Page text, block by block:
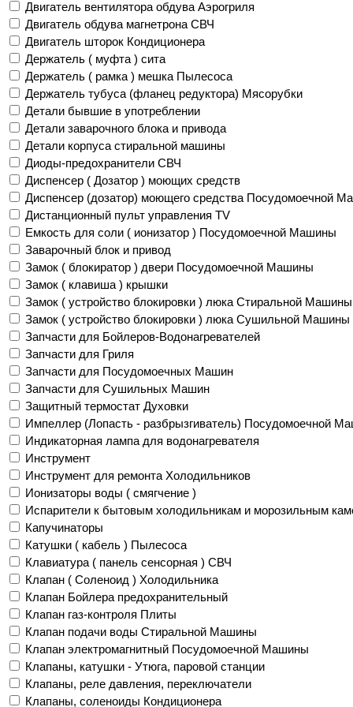
Двигатель вентилятора обдува Аэрогриля
Двигатель обдува магнетрона СВЧ
Двигатель шторок Кондиционера
Держатель ( муфта ) сита
Держатель ( рамка ) мешка Пылесоса
Держатель тубуса (фланец редуктора) Мясорубки
Детали бывшие в употреблении
Детали заварочного блока и привода
Детали корпуса стиральной машины
Диоды-предохранители СВЧ
Диспенсер ( Дозатор ) моющих средств
Диспенсер (дозатор) моющего средства Посудомоечной
Дистанционный пульт управления TV
Емкость для соли ( ионизатор ) Посудомоечной Машины
Заварочный блок и привод
Замок ( блокиратор ) двери Посудомоечной Машины
Замок ( клавиша ) крышки
Замок ( устройство блокировки ) люка Стиральной Машины
Замок ( устройство блокировки ) люка Сушильной Машины
Запчасти для Бойлеров-Водонагревателей
Запчасти для Гриля
Запчасти для Посудомоечных Машин
Запчасти для Сушильных Машин
Защитный термостат Духовки
Импеллер (Лопасть - разбрызгиватель) Посудомоечной
Индикаторная лампа для водонагревателя
Инструмент
Инструмент для ремонта Холодильников
Ионизаторы воды ( смягчение )
Испарители к бытовым холодильникам и морозильным
Капучинаторы
Катушки ( кабель ) Пылесоса
Клавиатура ( панель сенсорная ) СВЧ
Клапан ( Соленоид ) Холодильника
Клапан Бойлера предохранительный
Клапан газ-контроля Плиты
Клапан подачи воды Стиральной Машины
Клапан электромагнитный Посудомоечной Машины
Клапаны, катушки - Утюга, паровой станции
Клапаны, реле давления, переключатели
Клапаны, соленоиды Кондиционера